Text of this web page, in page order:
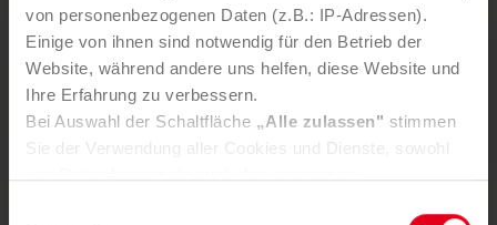
von personenbezogenen Daten (z.B.: IP-Adressen).
Einige von ihnen sind notwendig für den Betrieb der
Website, während andere uns helfen, diese Website und
Ihre Erfahrung zu verbessern.
Bei Auswahl der Schaltfläche „Alle zulassen" stimmen
Sie der Verwendung aller Cookies und Dienste, sowohl
Sie möchten diesen Service nutzen?
ANFRAGE SENDEN